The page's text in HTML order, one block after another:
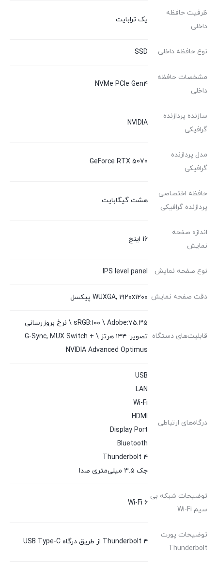
ظرفیت حافظه
داخلی
یک ترابایت
نوع حافظه داخلی SSD
مشخصات حافظه
داخلی
NVMe PCIe Gen۴
سازنده پردازنده
گرافیکی
NVIDIA
مدل پردازنده
گرافیکی
GeForce RTX 5070
حافظه اختصاصی
پردازنده گرافیکی
هشت گیگابایت
اندازه صفحه
نمایش
16 اینچ
نوع صفحه نمایش IPS level panel
دقت صفحه نمایش WUXGA, ۱۹۲۰x۱۲۰۰ پیکسل
قابلیت‌های دستگاه
sRGB:۱۰۰ \ Adobe:۷۵.۳۵ \ نرخ بروزرسانی
تصویر: ۱۴۴ هرتز \ G-Sync, MUX Switch +
NVIDIA Advanced Optimus
درگاه‌های ارتباطی
USB
LAN
Wi-Fi
HDMI
Display Port
Bluetooth
Thunderbolt ۴
جک ۳.۵ میلی‌متری صدا
توضیحات شبکه بی
سیم Wi-Fi
Wi-Fi ۶
توضیحات پورت
Thunderbolt
Thunderbolt ۴ از طریق درگاه USB Type-C